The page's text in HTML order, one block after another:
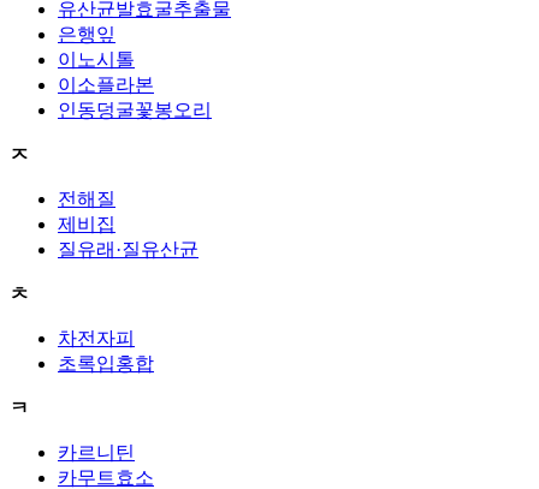
유산균발효굴추출물
은행잎
이노시톨
이소플라본
인동덩굴꽃봉오리
ㅈ
전해질
제비집
질유래·질유산균
ㅊ
차전자피
초록입홍합
ㅋ
카르니틴
카무트효소